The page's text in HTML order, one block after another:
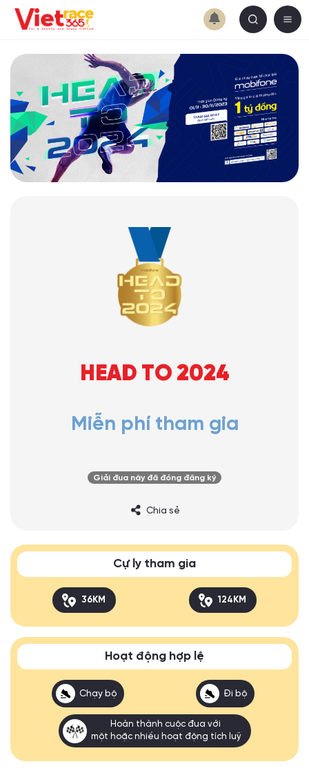
HEAD TO 2024
Miễn phí tham gia
Giải đua này đã đóng đăng ký
Chia sẻ
Cự ly tham gia
36KM 124KM
Hoạt động hợp lệ
Chạy bộ Đi bộ
Hoàn thành cuộc đua với
một hoặc nhiều hoạt động tích luỹ